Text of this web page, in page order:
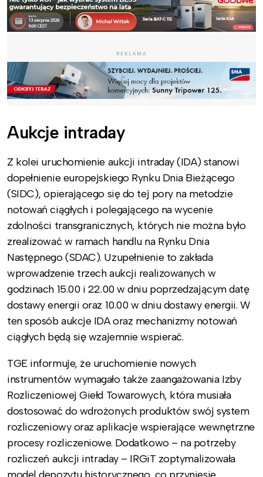
REKLAMA
Aukcje intraday
Z kolei uruchomienie aukcji intraday (IDA) stanowi
dopełnienie europejskiego Rynku Dnia Bieżącego
(SIDC), opierającego się do tej pory na metodzie
notowań ciągłych i polegającego na wycenie
zdolności transgranicznych, których nie można było
zrealizować w ramach handlu na Rynku Dnia
Następnego (SDAC). Uzupełnienie to zakłada
wprowadzenie trzech aukcji realizowanych w
godzinach 15.00 i 22.00 w dniu poprzedzającym datę
dostawy energii oraz 10.00 w dniu dostawy energii. W
ten sposób aukcje IDA oraz mechanizmy notowań
ciągłych będą się wzajemnie wspierać.
TGE informuje, że uruchomienie nowych
instrumentów wymagało także zaangażowania Izby
Rozliczeniowej Giełd Towarowych, która musiała
dostosować do wdrożonych produktów swój system
rozliczeniowy oraz aplikacje wspierające wewnętrzne
procesy rozliczeniowe. Dodatkowo – na potrzeby
rozliczeń aukcji intraday – IRGiT zoptymalizowała